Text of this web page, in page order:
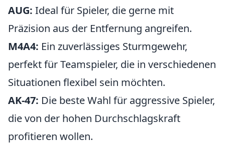
AUG: Ideal für Spieler, die gerne mit
Präzision aus der Entfernung angreifen.
M4A4: Ein zuverlässiges Sturmgewehr,
perfekt für Teamspieler, die in verschiedenen
Situationen flexibel sein möchten.
AK-47: Die beste Wahl für aggressive Spieler,
die von der hohen Durchschlagskraft
profitieren wollen.